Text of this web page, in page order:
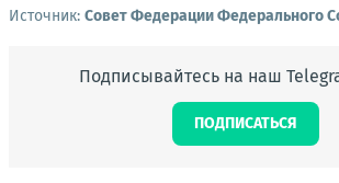
Источник: Совет Федерации Федерального
Подписывайтесь на наш
ПОДПИСАТЬСЯ